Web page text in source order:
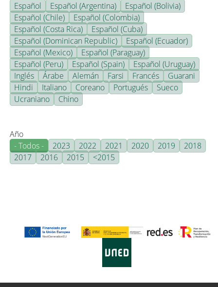
Español
Español (Argentina)
Español (Bolivia)
Español (Chile)
Español (Colombia)
Español (Costa Rica)
Español (Cuba)
Español (Dominican Republic)
Español (Ecuador)
Español (Mexico)
Español (Paraguay)
Español (Peru)
Español (Spain)
Español (Uruguay)
Inglés
Árabe Alemán Farsi Francés
Guarani
Hindi
Italiano Coreano Portugués
Sueco
Ucraniano
Chino
Año
- Todos -
2023 2022 2021 2020 2019
2018
2017
2016 2015 <2015